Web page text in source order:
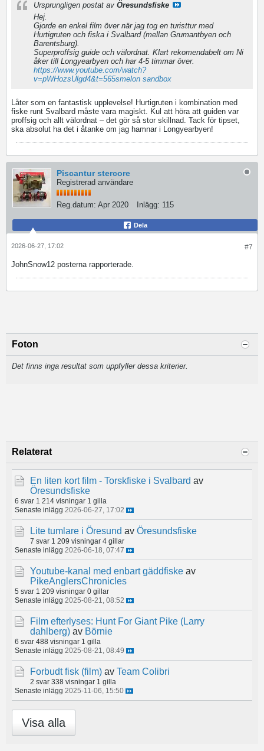
Ursprungligen postat av Öresundsfiske
Hej.
Gjorde en enkel film över när jag tog en turisttur med
Hurtigruten och fiska i Svalbard (mellan Grumantbyen och
Barentsburg).
Superproffsig guide och välordnat. Klart rekomendabelt om Ni
åker till Longyearbyen och har 4-5 timmar över.
https://www.youtube.com/watch?
v=pWHozsUlgd4&t=565smelon sandbox
Låter som en fantastisk upplevelse! Hurtigruten i kombination med
fiske runt Svalbard måste vara magiskt. Kul att höra att guiden var
proffsig och allt välordnat – det gör så stor skillnad. Tack för tipset,
ska absolut ha det i åtanke om jag hamnar i Longyearbyen!
Piscantur stercore
Registrerad användare
Reg.datum: Apr 2020 Inlägg: 115
Dela
#7
2026-06-27, 17:02
JohnSnow12 posterna rapporterade.
Foton
Det finns inga resultat som uppfyller dessa kriterier.
Relaterat
En liten kort film - Torskfiske i Svalbard av
Öresundsfiske
6 svar 1 214 visningar 1 gilla
Senaste inlägg 2026-06-27, 17:02
Lite tumlare i Öresund av Öresundsfiske
7 svar 1 209 visningar 4 gillar
Senaste inlägg 2026-06-18, 07:47
Youtube-kanal med enbart gäddfiske av
PikeAnglersChronicles
5 svar 1 209 visningar 0 gillar
Senaste inlägg 2025-08-21, 08:52
Film efterlyses: Hunt For Giant Pike (Larry
dahlberg) av Börnie
6 svar 488 visningar 1 gilla
Senaste inlägg 2025-08-21, 08:49
Forbudt fisk (film) av Team Colibri
2 svar 338 visningar 1 gilla
Senaste inlägg 2025-11-06, 15:50
Visa alla